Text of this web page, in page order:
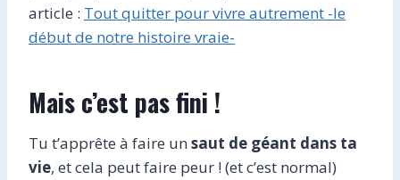
article : Tout quitter pour vivre autrement -le
début de notre histoire vraie-
Mais c’est pas fini !
Tu t’apprête à faire un saut de géant dans ta
vie, et cela peut faire peur ! (et c’est normal)